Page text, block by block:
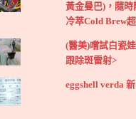
黃金曼巴)，隨
冷萃Cold Brew
(醫美)嚐試白瓷
跟除斑雷射>
eggshell verda